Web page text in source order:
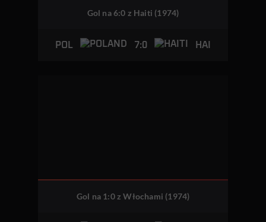
Gol na 6:0 z Haiti (1974)
POL 7:0 HAI
Gol na 1:0 z Włochami (1974)